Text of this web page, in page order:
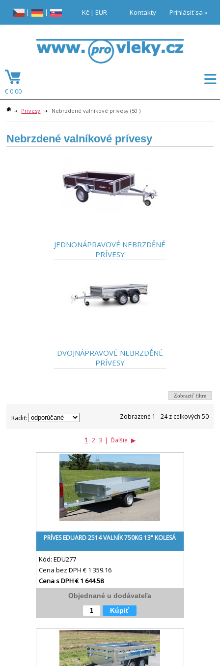
Prívesy Nebrzdené valníkové prívesy (50 )
Nebrzdené valníkové prívesy
JEDNONÁPRAVOVÉ NEBRZDĚNÉ
PRÍVESY
DVOJNÁPRAVOVÉ NEBRZDĚNÉ
PRÍVESY
Zobraziť filtre
Radiť: Zobrazené 1 - 24 z celkových 50
1 2 3 | Ďalšie ▶
PRÍVES EDUARD 2514 VALNÍK 750KG 13" KOLESÁ
Kód: EDU277
Cena bez DPH € 1 359.16
Cena s DPH€ 1 644.58
Objednané u dodávateľa
Kúpiť
Prihlásiť sa »
Kontakty
Kč| EUR
| |
€ 0.00